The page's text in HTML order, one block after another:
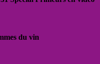
du vin